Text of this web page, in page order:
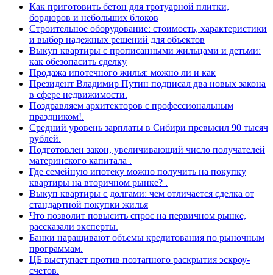
Как приготовить бетон для тротуарной плитки,
бордюров и небольших блоков
Строительное оборудование: стоимость, характеристики
и выбор надежных решений для объектов
Выкуп квартиры с прописанными жильцами и детьми:
как обезопасить сделку
Продажа ипотечного жилья: можно ли и как
Президент Владимир Путин подписал два новых закона
в сфере недвижимости.
Поздравляем архитекторов с профессиональным
праздником!.
Средний уровень зарплаты в Сибири превысил 90 тысяч
рублей.
Подготовлен закон, увеличивающий число получателей
материнского капитала .
Где семейную ипотеку можно получить на покупку
квартиры на вторичном рынке? .
Выкуп квартиры с долгами: чем отличается сделка от
стандартной покупки жилья
Что позволит повысить спрос на первичном рынке,
рассказали эксперты.
Банки наращивают объемы кредитования по рыночным
программам.
ЦБ выступает против поэтапного раскрытия эскроу-
счетов.